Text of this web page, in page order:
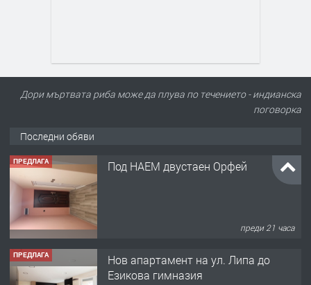
Дори мъртвата риба може да плува по течението - индианска
поговорка
Последни обяви
ПРЕДЛАГА Под НАЕМ двустаен Орфей
преди 21 часа
ПРЕДЛАГА
Нов апартамент на ул. Липа до
Езикова гимназия